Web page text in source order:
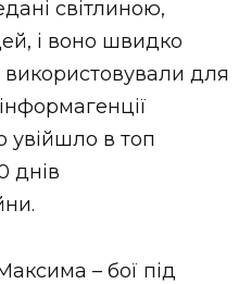
світлиною,
і воно швидко
використовували для
увійшло в топ
днів
– бої під